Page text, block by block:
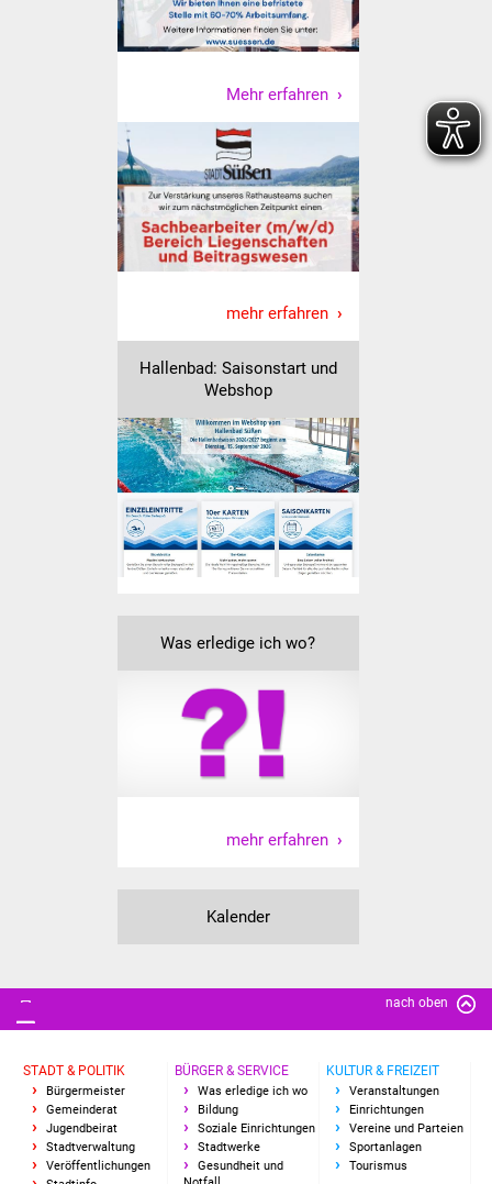
Familientreff
Schülerferienprogramm
Migration und Integration
Freundeskreis Asyl
Bauen in Süßen
Wohnimmobilien +
Baugrundstücke
Wirtschaft
Haushalt & Infos
IKG Auen
Ausschreibung
Ausschreibung
Gewerbeverzeichnis
Gewerbe - Selbsteintrag
Mehr erfahren
mehr erfahren
Hallenbad: Saisonstart und
Webshop
Was erledige ich wo?
mehr erfahren
Kalender
nach oben
STADT & POLITIK
Bürgermeister
Gemeinderat
Jugendbeirat
Stadtverwaltung
Veröffentlichungen
BÜRGER & SERVICE
Was erledige ich wo
Bildung
Soziale Einrichtungen
Stadtwerke
Gesundheit und
KULTUR & FREIZEIT
Veranstaltungen
Einrichtungen
Vereine und Parteien
Sportanlagen
Tourismus